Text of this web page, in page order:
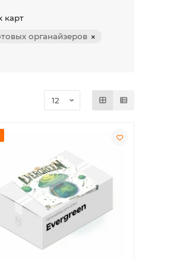
карт
органайзеров ×